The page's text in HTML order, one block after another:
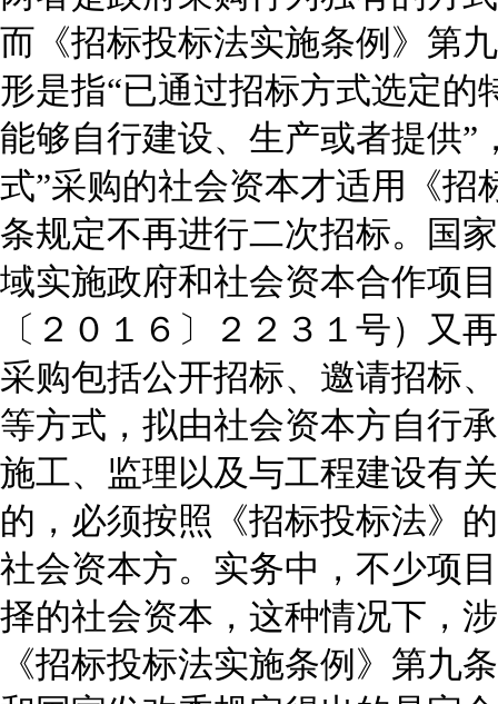
而《招标投标法实施条例》第
形是指“已通过招标方式选定的
能够自行建设、生产或者提供”
式”采购的社会资本才适用《招
条规定不再进行二次招标。国
域实施政府和社会资本合作项
〔２０１６〕２２３１号）又
采购包括公开招标、邀请招标
等方式，拟由社会资本方自行
施工、监理以及与工程建设有
的，必须按照《招标投标法》
社会资本方。实务中，不少项
择的社会资本，这种情况下，
《招标投标法实施条例》第九